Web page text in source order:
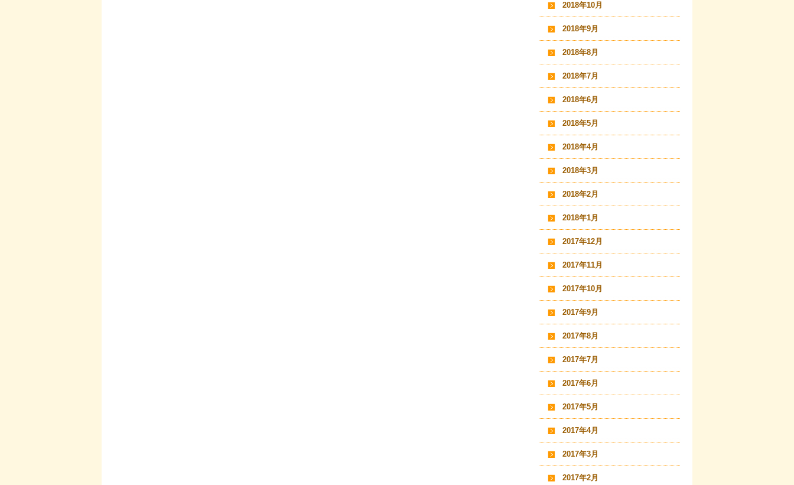
2018年10月
2018年9月
2018年8月
2018年7月
2018年6月
2018年5月
2018年4月
2018年3月
2018年2月
2018年1月
2017年12月
2017年11月
2017年10月
2017年9月
2017年8月
2017年7月
2017年6月
2017年5月
2017年4月
2017年3月
2017年2月